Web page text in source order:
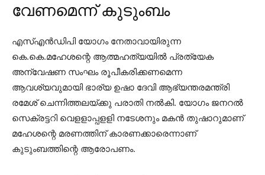
വേണമെന്ന് കുടുംബം
എസ്എന്‍ഡിപി യോഗം നേതാവായിരുന്ന
കെ.കെ.മഹേശന്റെ ആത്മഹത്യയില്‍ പ്രത്യേക
അന്വേഷണ സംഘം രൂപീകരിക്കണമെന്ന
ആവശ്യവുമായി ഭാര്യ ഉഷാ ദേവി ആഭ്യന്തരമന്ത്രി
രമേശ് ചെന്നിത്തലയ്ക്കു പരാതി നല്‍കി. യോഗം ജനറല്‍
സെക്രട്ടറി വെളളാപ്പളളി നടേശനും മകന്‍ തുഷാറുമാണ്
മഹേശന്റെ മരണത്തിന് കാരണക്കാരെന്നാണ്
കുടുംബത്തിന്റെ ആരോപണം.